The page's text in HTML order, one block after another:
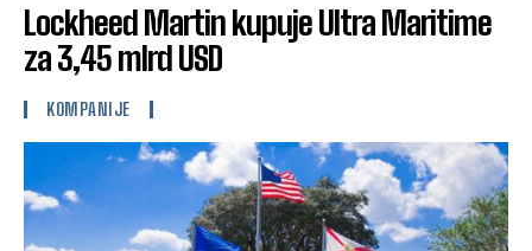
Lockheed Martin kupuje Ultra Maritime
za 3,45 mlrd USD
KOMPANIJE